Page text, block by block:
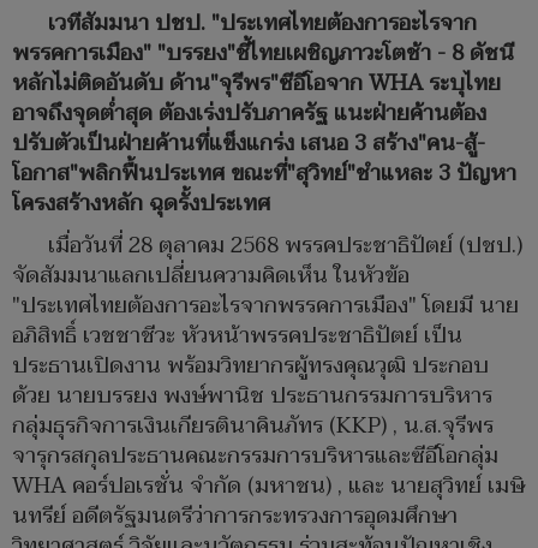
เวทีสัมมนา ปชป. "ประเทศไทยต้องการอะไรจาก
พรรคการเมือง" "บรรยง"ชี้ไทยเผชิญภาวะโตช้า - 8 ดัชนี
หลักไม่ติดอันดับ ด้าน"จุรีพร"ซีอีโอจาก WHA ระบุไทย
อาจถึงจุดต่ำสุด ต้องเร่งปรับภาครัฐ แนะฝ่ายค้านต้อง
ปรับตัวเป็นฝ่ายค้านที่แข็งแกร่ง เสนอ 3 สร้าง"คน-สู้-
โอกาส"พลิกฟื้นประเทศ ขณะที่"สุวิทย์"ชำแหละ 3 ปัญหา
โครงสร้างหลัก ฉุดรั้งประเทศ
เมื่อวันที่ 28 ตุลาคม 2568 พรรคประชาธิปัตย์ (ปชป.)
จัดสัมมนาแลกเปลี่ยนความคิดเห็น ในหัวข้อ
"ประเทศไทยต้องการอะไรจากพรรคการเมือง" โดยมี นาย
อภิสิทธิ์ เวชชาชีวะ หัวหน้าพรรคประชาธิปัตย์ เป็น
ประธานเปิดงาน พร้อมวิทยากรผู้ทรงคุณวุฒิ ประกอบ
ด้วย นายบรรยง พงษ์พานิช ประธานกรรมการบริหาร
กลุ่มธุรกิจการเงินเกียรตินาคินภัทร (KKP) , น.ส.จุรีพร
จารุกรสกุลประธานคณะกรรมการบริหารและซีอีโอกลุ่ม
WHA คอร์ปอเรชั่น จำกัด (มหาชน) , และ นายสุวิทย์ เมษิ
นทรีย์ อดีตรัฐมนตรีว่าการกระทรวงการอุดมศึกษา